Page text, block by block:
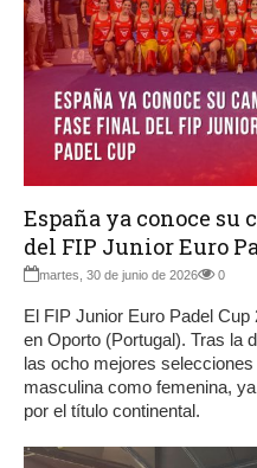
España ya conoce su
del FIP Junior Euro
martes, 30 de junio de 2026 0
El FIP Junior Euro Padel
en Oporto (Portugal). Tras la
las ocho mejores
masculina como femenina,
por el título continental.